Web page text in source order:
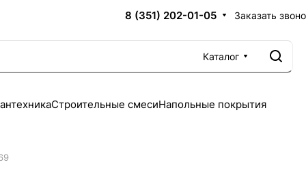
8 (351) 202-01-05 Заказать
Каталог
Строительные смесиНапольные покрытия